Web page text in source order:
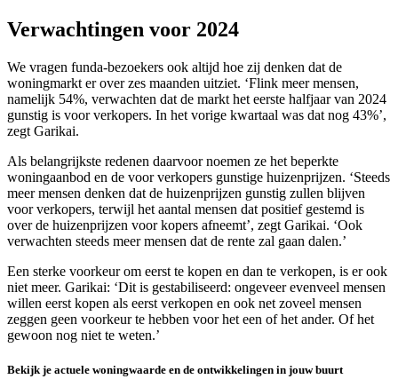
Verwachtingen voor 2024
We vragen funda-bezoekers ook altijd hoe zij denken dat de
woningmarkt er over zes maanden uitziet. ‘Flink meer mensen,
namelijk 54%, verwachten dat de markt het eerste halfjaar van 2024
gunstig is voor verkopers. In het vorige kwartaal was dat nog 43%’,
zegt Garikai.
Als belangrijkste redenen daarvoor noemen ze het beperkte
woningaanbod en de voor verkopers gunstige huizenprijzen. ‘Steeds
meer mensen denken dat de huizenprijzen gunstig zullen blijven
voor verkopers, terwijl het aantal mensen dat positief gestemd is
over de huizenprijzen voor kopers afneemt’, zegt Garikai. ‘Ook
verwachten steeds meer mensen dat de rente zal gaan dalen.’
Een sterke voorkeur om eerst te kopen en dan te verkopen, is er ook
niet meer. Garikai: ‘Dit is gestabiliseerd: ongeveer evenveel mensen
willen eerst kopen als eerst verkopen en ook net zoveel mensen
zeggen geen voorkeur te hebben voor het een of het ander. Of het
gewoon nog niet te weten.’
Bekijk je actuele woningwaarde en de ontwikkelingen in jouw buurt